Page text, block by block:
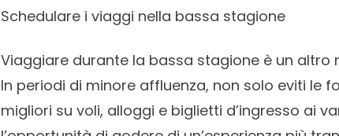
Schedulare i viaggi nella bassa stagione
Viaggiare durante la bassa stagione è un
In periodi di minore affluenza, non solo eviti le
migliori su voli, alloggi e biglietti d’ingresso ai